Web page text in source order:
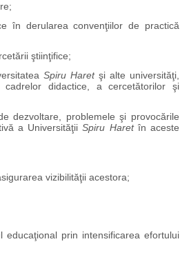
în derularea convenţiilor de practică
ştiinţifice;
Spiru Haretşi alte universităţi,
didactice, a cercetătorilor şi
dezvoltare, problemele şi provocările
a UniversităţiiSpiru Haretîn aceste
vizibilităţii acestora;
prin intensificarea efortului